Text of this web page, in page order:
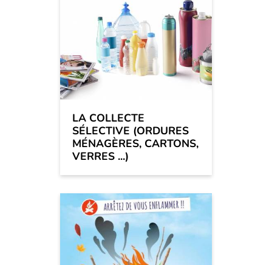
LA COLLECTE
SÉLECTIVE (ORDURES
MÉNAGÈRES, CARTONS,
VERRES ...)